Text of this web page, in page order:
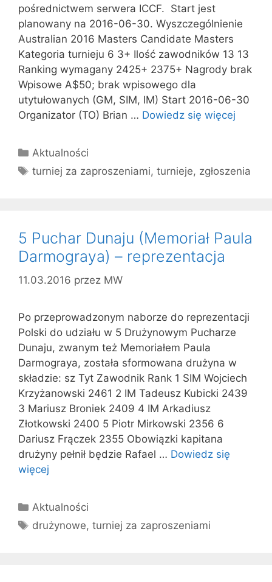
pośrednictwem serwera ICCF. Start jest
planowany na 2016-06-30. Wyszczególnienie
Australian 2016 Masters Candidate Masters
Kategoria turnieju 6 3+ Ilość zawodników 13 13
Ranking wymagany 2425+ 2375+ Nagrody brak
Wpisowe A$50; brak wpisowego dla
utytułowanych (GM, SIM, IM) Start 2016-06-30
Organizator (TO) Brian … Dowiedz się więcej
Kategorie
Aktualności
Tagi
turniej za zaproszeniami,turnieje, zgłoszenia
5 Puchar Dunaju (Memoriał Paula
Darmograya) – reprezentacja
11.03.2016 przez MW
Po przeprowadzonym naborze do reprezentacji
Polski do udziału w 5 Drużynowym Pucharze
Dunaju, zwanym też Memoriałem Paula
Darmograya, została sformowana drużyna w
składzie: sz Tyt Zawodnik Rank 1 SIM Wojciech
Krzyżanowski 2461 2 IM Tadeusz Kubicki 2439
3 Mariusz Broniek 2409 4 IM Arkadiusz
Złotkowski 2400 5 Piotr Mirkowski 2356 6
Dariusz Frączek 2355 Obowiązki kapitana
drużyny pełnił będzie Rafael … Dowiedz się
więcej
Kategorie
Aktualności
Tagi
drużynowe,turniej za zaproszeniami